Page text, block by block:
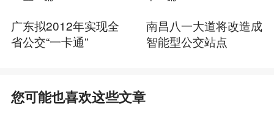
广东拟2012年实现全
省公交“一卡通”
南昌八一大道将改造成
智能型公交站点
您可能也喜欢这些文章